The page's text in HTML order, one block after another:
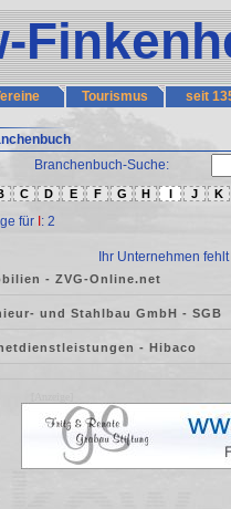
Tourismus seit
Branchenbuch-Suche:
C D E F G H I J K
für : 2
Ihr Unternehmen
- ZVG-Online.net
und Stahlbau GmbH - SGB
- Hibaco